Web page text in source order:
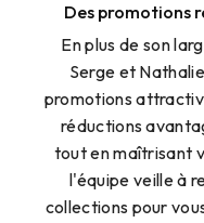
Des promotions
En plus de son
Serge et
promotions
réductions
tout en maîtrisant
l'équipe veille à
collections pour